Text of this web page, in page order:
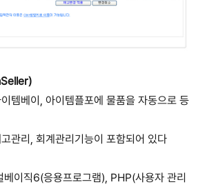
템베이, 아이템플포에 물품을 자동으로 등
관리, 회계관리기능이 포함되어 있다
베이직6(응용프로그램), PHP(사용자 관리